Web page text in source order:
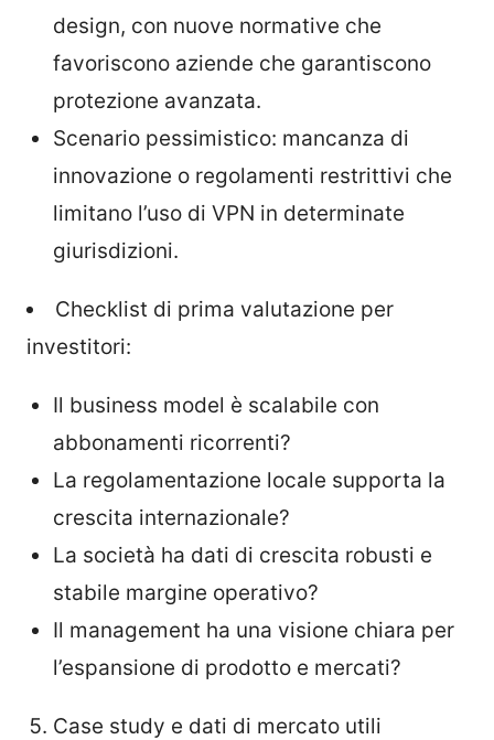
design, con nuove normative che
favoriscono aziende che garantiscono
protezione avanzata.
Scenario pessimistico: mancanza di
innovazione o regolamenti restrittivi che
limitano l’uso di VPN in determinate
giurisdizioni.
Checklist di prima valutazione per
investitori:
Il business model è scalabile con
abbonamenti ricorrenti?
La regolamentazione locale supporta la
crescita internazionale?
La società ha dati di crescita robusti e
stabile margine operativo?
Il management ha una visione chiara per
l’espansione di prodotto e mercati?
Case study e dati di mercato utili